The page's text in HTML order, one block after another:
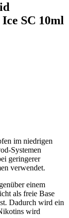
SC 10ml
im niedrigen
Systemen
geringerer
verwendet.
einem
als freie Base
Dadurch wird ein
wird